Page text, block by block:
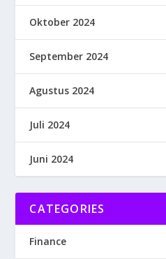
Oktober 2024
September 2024
Agustus 2024
Juli 2024
Juni 2024
CATEGORIES
Finance